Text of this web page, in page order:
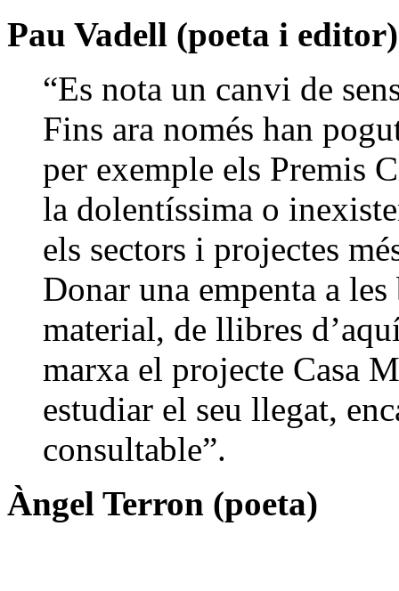
Pau Vadell (poeta i editor)
“Es nota un canvi de
Fins ara només han
per exemple els Premis
la dolentíssima o
els sectors i projectes
Donar una empenta a
material, de llibres
marxa el projecte Casa
estudiar el seu llegat,
consultable”.
Àngel Terron (poeta)